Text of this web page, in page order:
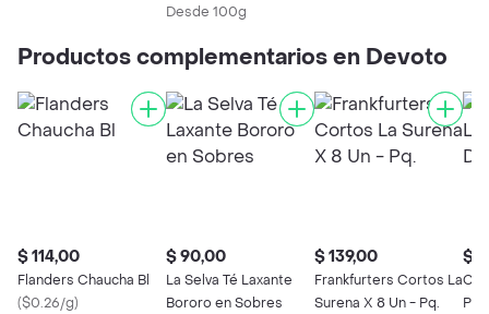
Desde 100g
Productos complementarios en Devoto
$ 114,00
Flanders Chaucha Bl
($0.26/g)
$ 90,00
La Selva Té Laxante
Bororo en Sobres
$ 139,00
Frankfurters Cortos La
Surena X 8 Un - Pq.
$